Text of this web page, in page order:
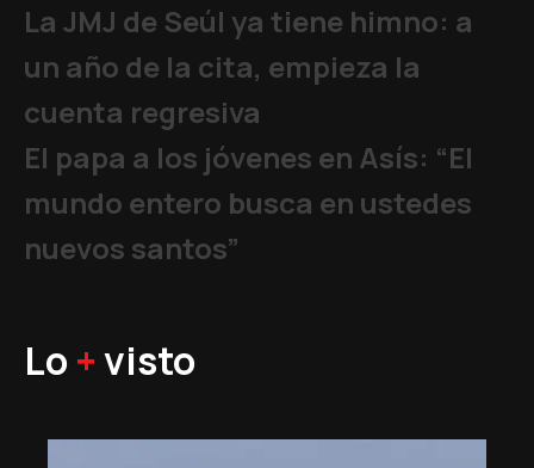
La JMJ de Seúl ya tiene himno: a
un año de la cita, empieza la
cuenta regresiva
El papa a los jóvenes en Asís: “El
mundo entero busca en ustedes
nuevos santos”
Lo +visto